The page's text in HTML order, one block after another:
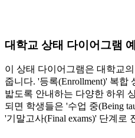
대학교 상태 다이어그램
이 상태 다이어그램은 대학교
줍니다. '등록(Enrollment)' 복합
밟도록 안내하는 다양한 하위
되면 학생들은 '수업 중(Being
'기말고사(Final exams)' 단계로